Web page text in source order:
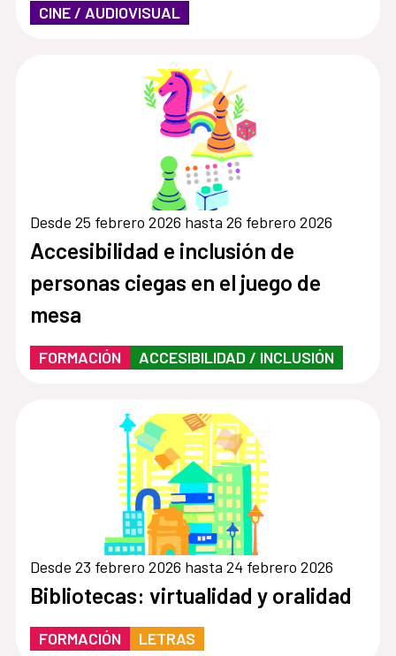
CINE / AUDIOVISUAL
Desde 25 febrero 2026 hasta 26 febrero 2026
Accesibilidad e inclusión de
personas ciegas en el juego de
mesa
FORMACIÓN ACCESIBILIDAD / INCLUSIÓN
Desde 23 febrero 2026 hasta 24 febrero 2026
Bibliotecas: virtualidad y oralidad
FORMACIÓN LETRAS